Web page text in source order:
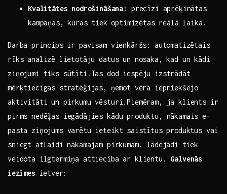
Kvalitātes nodrošināšana:
precīzi aprēķinātas
kampaņas, kuras⁤ tiek⁣ optimizētas reālā‌ laikā.
Darba⁢ princips ir pavisam vienkāršs: automatizētais‌
rīks analizē ⁤lietotāju datus un nosaka, kad un ‌kādi
ziņojumi tiks​ sūtīti.Tas‌ dod iespēju izstrādāt
‍mērķtiecīgas stratēģijas, ⁣ņemot vērā iepriekšējo​
aktivitāti ‌un pirkumu​ vēsturi.Piemēram, ja klients ir
pirms nedēļas iegādājies kādu produktu, nākamais e-
pasta ziņojums varētu ieteikt ⁤saistītus‌ produktus⁢ vai
‍sniegt⁤ atlaidi nākamajam pirkumam. Tādējādi ⁣tiek
veidota ilgtermiņa attiecība ​ar klientu. Galvenās
⁣iezīmes ⁢ietver: